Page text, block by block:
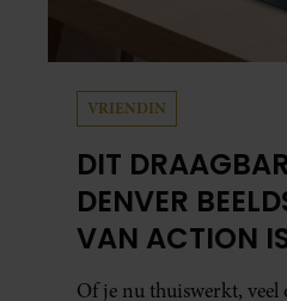
VRIENDIN
DIT
DENVER
VAN ACTION
Of je nu thuiswerkt,